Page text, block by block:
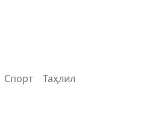
Спорт Таҳлил